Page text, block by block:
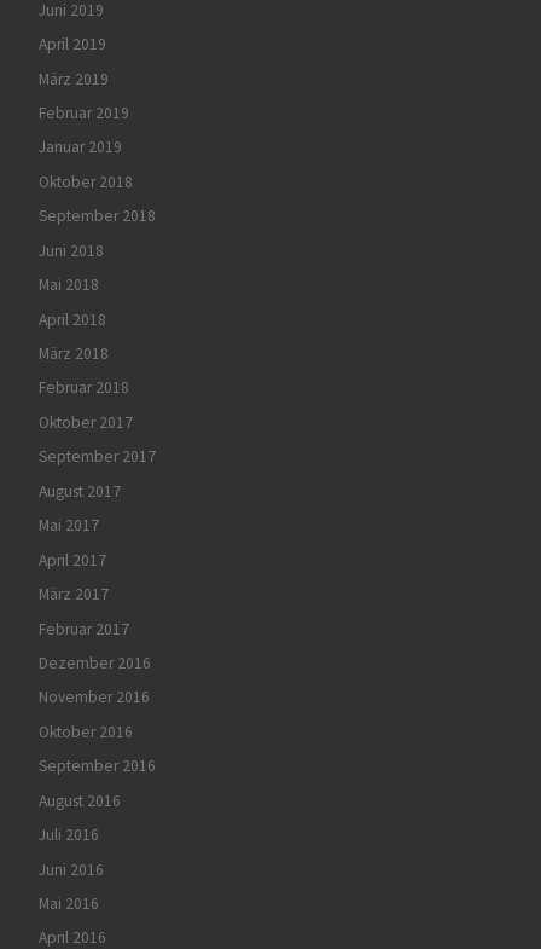
Juni 2019
April 2019
März 2019
Februar 2019
Januar 2019
Oktober 2018
September 2018
Juni 2018
Mai 2018
April 2018
März 2018
Februar 2018
Oktober 2017
September 2017
August 2017
Mai 2017
April 2017
März 2017
Februar 2017
Dezember 2016
November 2016
Oktober 2016
September 2016
August 2016
Juli 2016
Juni 2016
Mai 2016
April 2016